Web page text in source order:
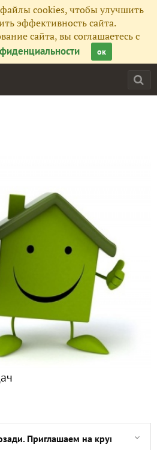
cookies, чтобы улучшить
эффективность сайта.
сайта, вы соглашаетесь с
ок
тестирование
21
роз
проекта Тестирование
проекта Тестирование
семян овощей от
тестирования средств для
Приглашаем на круглый